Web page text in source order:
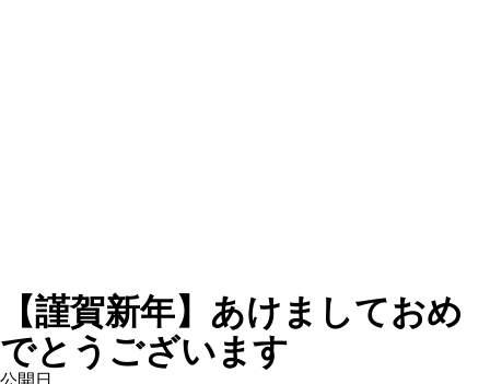
【謹賀新年】あけましておめ
でとうございます
公開日